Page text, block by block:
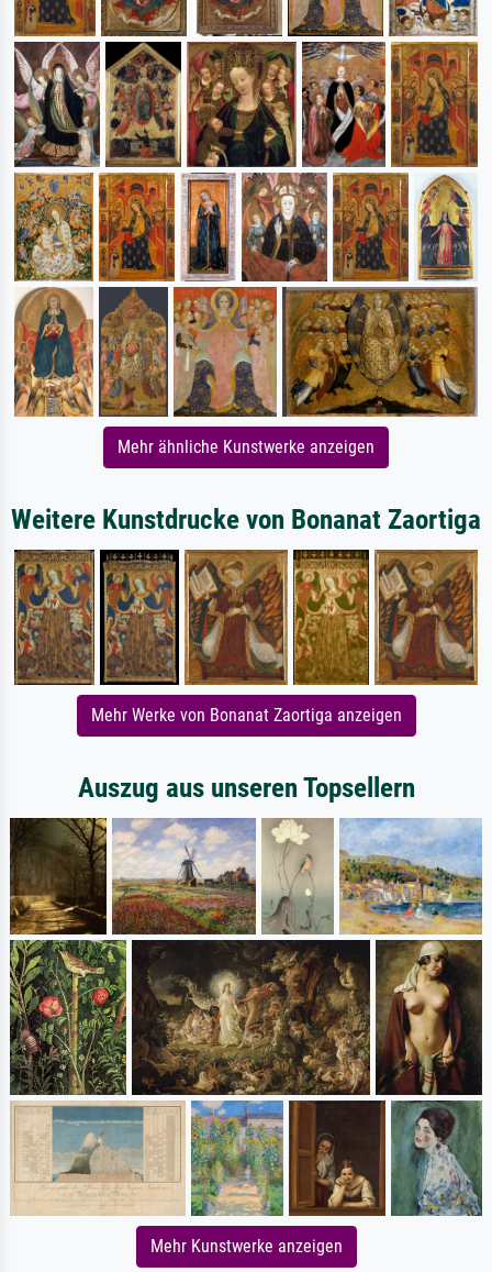
Mehr ähnliche Kunstwerke anzeigen
Weitere Kunstdrucke von Bonanat Zaortiga
Mehr Werke von Bonanat Zaortiga anzeigen
Auszug aus unseren Topsellern
Mehr Kunstwerke anzeigen